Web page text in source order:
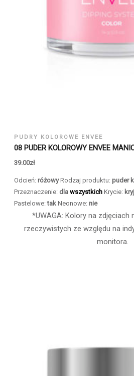
PUDRY KOLOROWE ENVEE
08 PUDER KOLOROWY ENVEE
39.00zł
Odcień: różowyRodzaj produktu: puder
Przeznaczenie: dla wszystkich Krycie:
Pastelowe:tak Neonowe: nie
*UWAGA: Kolory na zdjęciach
rzeczywistych ze względu na
monitora.